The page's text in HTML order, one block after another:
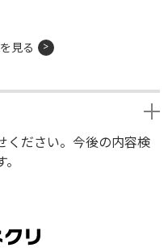
見る
ください。今後の内容検